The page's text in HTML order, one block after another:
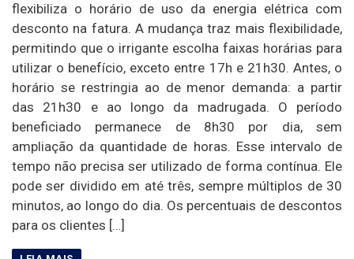
flexibiliza o horário de uso da energia elétrica com
desconto na fatura. A mudança traz mais flexibilidade,
permitindo que o irrigante escolha faixas horárias para
utilizar o benefício, exceto entre 17h e 21h30. Antes, o
horário se restringia ao de menor demanda: a partir
das 21h30 e ao longo da madrugada. O período
beneficiado permanece de 8h30 por dia, sem
ampliação da quantidade de horas. Esse intervalo de
tempo não precisa ser utilizado de forma contínua. Ele
pode ser dividido em até três, sempre múltiplos de 30
minutos, ao longo do dia. Os percentuais de descontos
para os clientes […]